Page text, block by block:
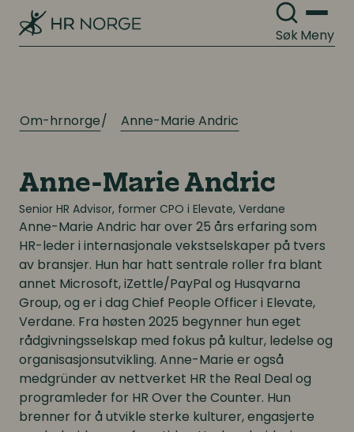
SøkMeny
Om-hrnorge Anne-Marie Andric
Anne-Marie Andric
Senior HR Advisor, former CPO i Elevate, Verdane
Anne-Marie Andric har over 25 års erfaring som
HR-leder i internasjonale vekstselskaper på tvers
av bransjer. Hun har hatt sentrale roller fra blant
annet Microsoft, iZettle/PayPal og Husqvarna
Group, og er i dag Chief People Officer i Elevate,
Verdane. Fra høsten 2025 begynner hun eget
rådgivningsselskap med fokus på kultur, ledelse og
organisasjonsutvikling. Anne-Marie er også
medgründer av nettverket HR the Real Deal og
programleder for HR Over the Counter. Hun
brenner for å utvikle sterke kulturer, engasjerte